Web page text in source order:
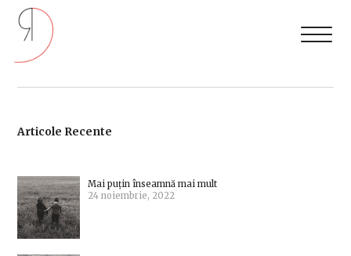
Articole Recente
Mai puțin înseamnă mai mult
24 noiembrie, 2022